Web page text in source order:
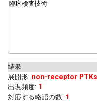
結果
展開形: non-receptor PTKs
出現頻度: 1
対応する略語の数: 1